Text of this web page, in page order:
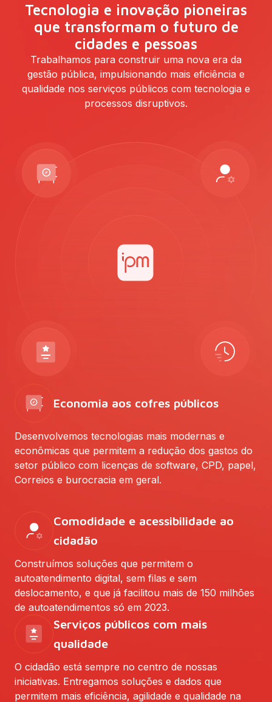
Tecnologia e inovação pioneiras
que transformam o futuro de
cidades e pessoas
Trabalhamos para construir uma nova era da
gestão pública, impulsionando mais eficiência e
qualidade nos serviços públicos com tecnologia e
processos disruptivos.
Economia aos cofres públicos
Desenvolvemos tecnologias mais modernas e
econômicas que permitem a redução dos gastos do
setor público com licenças de software, CPD, papel,
Correios e burocracia em geral.
Comodidade e acessibilidade ao
cidadão
Construímos soluções que permitem o
autoatendimento digital, sem filas e sem
deslocamento, e que já facilitou mais de 150 milhões
de autoatendimentos só em 2023.
Serviços públicos com mais
qualidade
O cidadão está sempre no centro de nossas
iniciativas. Entregamos soluções e dados que
permitem mais eficiência, agilidade e qualidade na